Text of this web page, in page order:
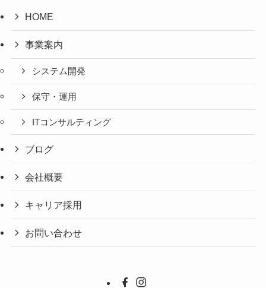
HOME
事業案内
システム開発
保守・運用
ITコンサルティング
ブログ
会社概要
キャリア採用
お問い合わせ